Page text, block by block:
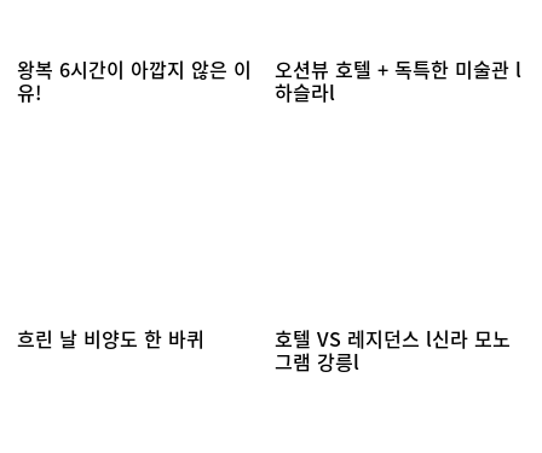
왕복 6시간이 아깝지 않은 이
유!
오션뷰 호텔 + 독특한 미술관 l
하슬라l
흐린 날 비양도 한 바퀴 호텔 VS 레지던스 l신라 모노
그램 강릉l